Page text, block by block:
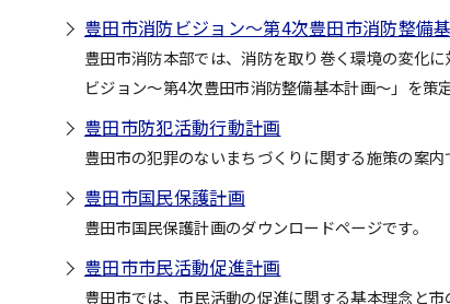
豊田市消防ビジョン～第4次豊田市消防整備
豊田市消防本部では、消防を取り巻く環境の変化
ビジョン～第4次豊田市消防整備基本計画～」を策
豊田市防犯活動行動計画
豊田市の犯罪のないまちづくりに関する施策の案内
豊田市国民保護計画
豊田市国民保護計画のダウンロードページです。
豊田市市民活動促進計画
豊田市では、市民活動の促進に関する基本理念と